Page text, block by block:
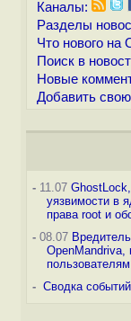
Каналы:
Разделы
Что нового на
Поиск в
Новые
Добавить
-11.07
уязвимости в
права root и
-08.07
OpenMandriva,
пользователям
- Сводка